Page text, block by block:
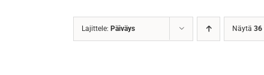
Lajittele: Päiväys Näytä 36